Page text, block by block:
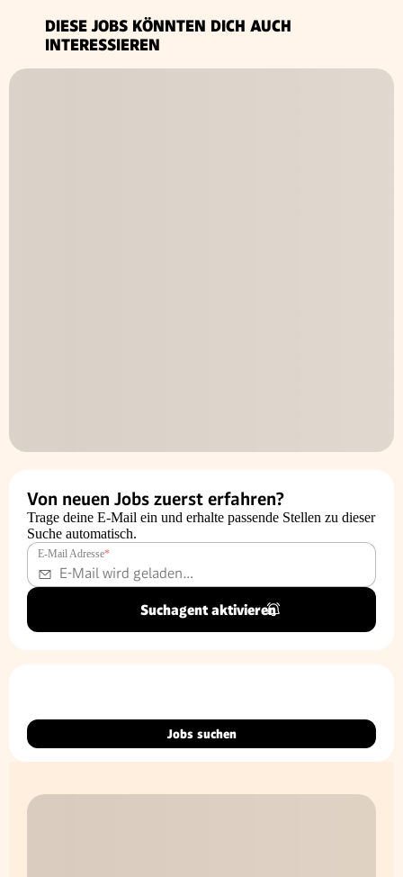
DIESE JOBS KÖNNTEN DICH AUCH
INTERESSIEREN
Von neuen Jobs zuerst erfahren?
Trage deine E-Mail ein und erhalte passende Stellen zu dieser
Suche automatisch.
E-Mail Adresse*
Suchagent aktivieren
Jobs suchen